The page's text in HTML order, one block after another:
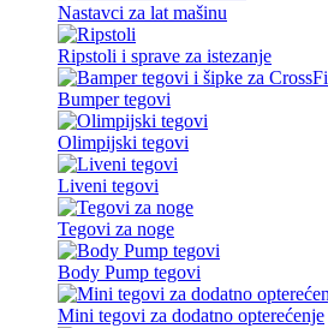
Nastavci za lat mašinu
Ripstoli i sprave za istezanje
Bumper tegovi
Olimpijski tegovi
Liveni tegovi
Tegovi za noge
Body Pump tegovi
Mini tegovi za dodatno opterećenje